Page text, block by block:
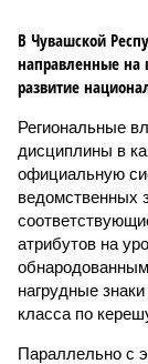
В Чувашской
направленные на
развитие
Региональные
дисциплины в
официальную
ведомственных
атрибутов на
нагрудные
класса по
Параллельно с